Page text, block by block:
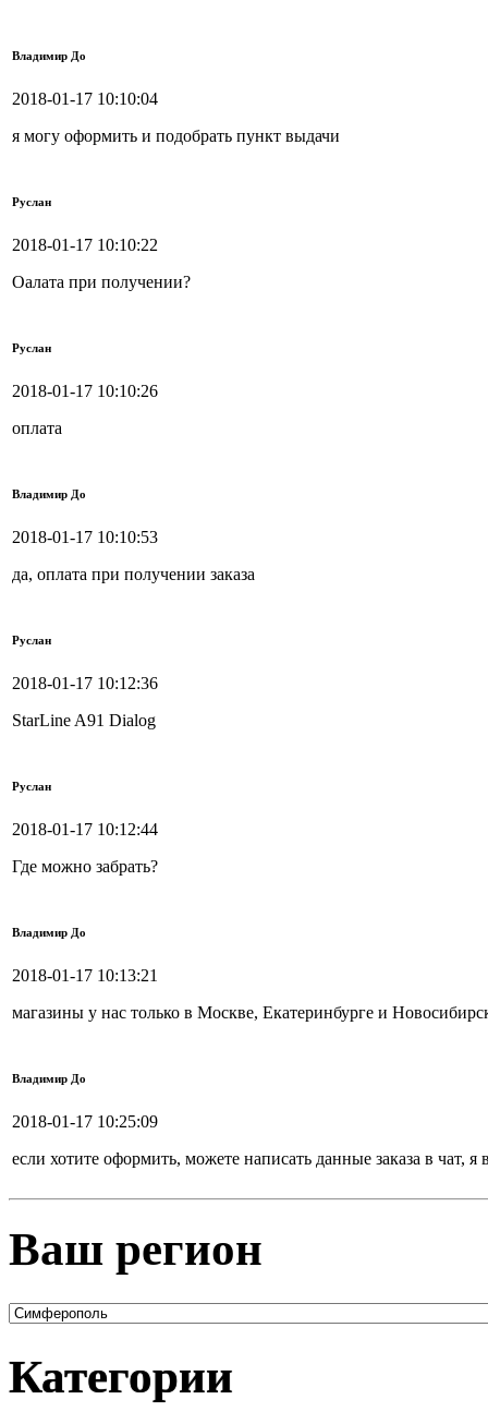
Владимир До
2018-01-17 10:10:04
я могу оформить и подобрать пункт выдачи
Руслан
2018-01-17 10:10:22
Оалата при получении?
Руслан
2018-01-17 10:10:26
оплата
Владимир До
2018-01-17 10:10:53
да, оплата при получении заказа
Руслан
2018-01-17 10:12:36
StarLine A91 Dialog
Руслан
2018-01-17 10:12:44
Где можно забрать?
Владимир До
2018-01-17 10:13:21
магазины у нас только в Москве, Екатеринбурге и
Владимир До
2018-01-17 10:25:09
если хотите оформить, можете написать данные заказа в чат,
Ваш регион
Категории